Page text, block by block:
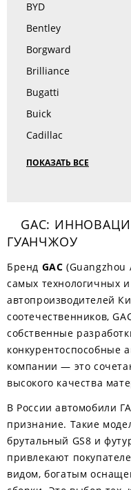
BYD
Bentley
Borgward
Brilliance
Bugatti
Buick
Cadillac
ПОКАЗАТЬ ВСЕ
GAC:
ГУАНЧЖОУ
Бренд GAC
самых технологичных
автопроизводителей
соотечественников,
собственные
конкурентоспособные
компании — это
высокого качества
В России автомобили
признание. Такие
брутальный GS8 и
привлекают
видом, богатым